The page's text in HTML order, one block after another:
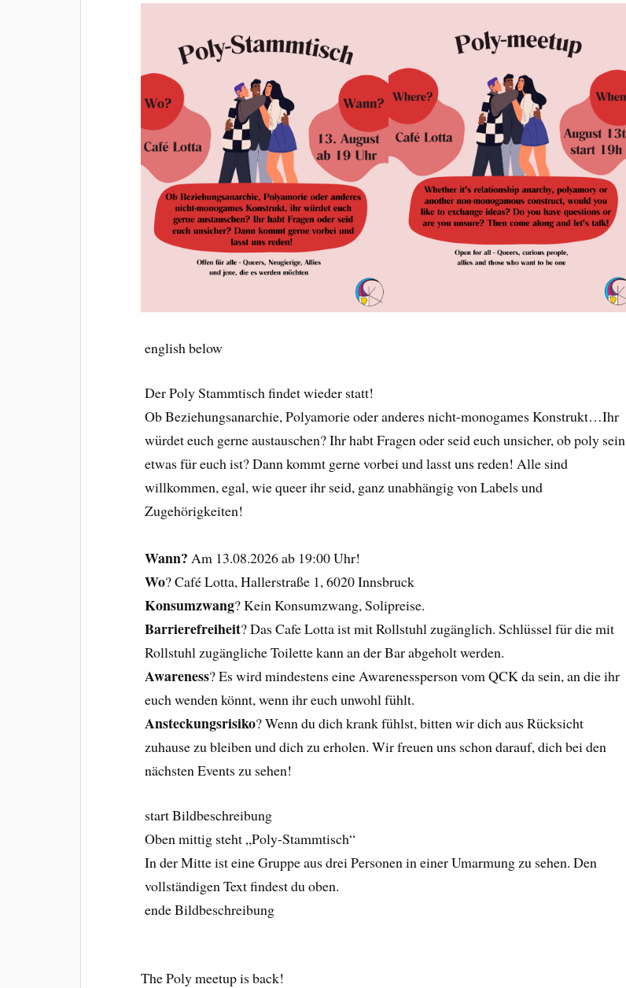
english below
Der Poly Stammtisch findet wieder statt!
Ob Beziehungsanarchie, Polyamorie oder anderes nicht-monogames Konstrukt…Ihr
würdet euch gerne austauschen? Ihr habt Fragen oder seid euch unsicher, ob poly sein
etwas für euch ist? Dann kommt gerne vorbei und lasst uns reden! Alle sind
willkommen, egal, wie queer ihr seid, ganz unabhängig von Labels und
Zugehörigkeiten!
Wann?Am 13.08.2026 ab 19:00 Uhr!
Wo? Café Lotta, Hallerstraße 1, 6020 Innsbruck
Konsumzwang? Kein Konsumzwang, Solipreise.
Barrierefreiheit? Das Cafe Lotta ist mit Rollstuhl zugänglich. Schlüssel für die mit
Rollstuhl zugängliche Toilette kann an der Bar abgeholt werden.
Awareness? Es wird mindestens eine Awarenessperson vom QCK da sein, an die ihr
euch wenden könnt, wenn ihr euch unwohl fühlt.
Ansteckungsrisiko? Wenn du dich krank fühlst, bitten wir dich aus Rücksicht
zuhause zu bleiben und dich zu erholen. Wir freuen uns schon darauf, dich bei den
nächsten Events zu sehen!
start Bildbeschreibung
Oben mittig steht „Poly-Stammtisch“
In der Mitte ist eine Gruppe aus drei Personen in einer Umarmung zu sehen. Den
vollständigen Text findest du oben.
ende Bildbeschreibung
The Poly meetup is back!